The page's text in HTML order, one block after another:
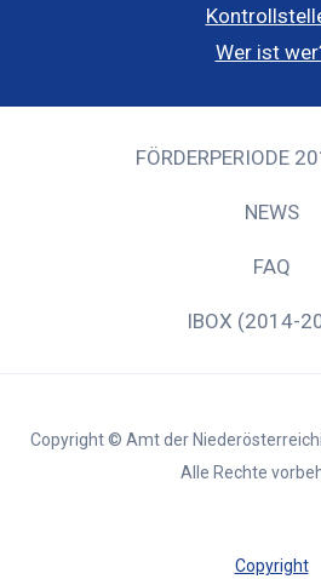
Wer ist
FÖRDERPERIODE
NEWS
FAQ
IBOX (2014-
Copyright © Amt der
Alle Rechte
Copyright